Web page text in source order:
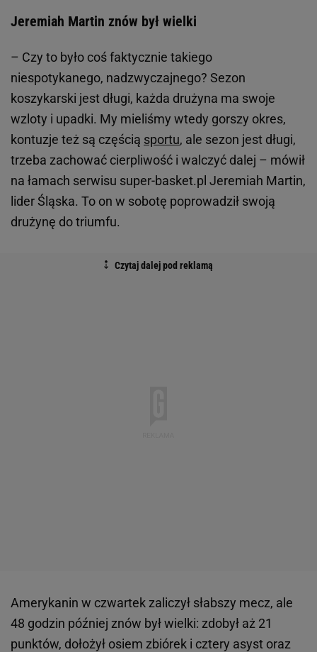
Jeremiah Martin znów był wielki
– Czy to było coś faktycznie takiego
niespotykanego, nadzwyczajnego? Sezon
koszykarski jest długi, każda drużyna ma swoje
wzloty i upadki. My mieliśmy wtedy gorszy okres,
kontuzje też są częścią sportu, ale sezon jest długi,
trzeba zachować cierpliwość i walczyć dalej – mówił
na łamach serwisu super-basket.pl Jeremiah Martin,
lider Śląska. To on w sobotę poprowadził swoją
drużynę do triumfu.
Amerykanin w czwartek zaliczył słabszy mecz, ale
48 godzin później znów był wielki: zdobył aż 21
punktów, dołożył osiem zbiórek i cztery asyst oraz